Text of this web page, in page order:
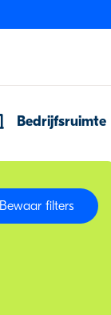
Bedrijfsruimte
Bewaar filters